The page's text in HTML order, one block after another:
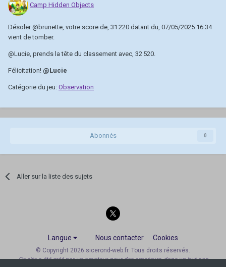
Camp Hidden Objects
Désoler@brunette , votre score de, 31 220 datant du, 07/05/2025 16:34
vient de tomber.
@Lucie , prends la tête du classement avec, 32 520.
Félicitation! @Lucie
Catégorie du jeu: Observation
Abonnés 0
Aller sur la liste des sujets
Langue Nous contacter Cookies
© Copyright 2026 sicerond-web.fr. Tous droits réservés.
Ce site a été créé par un amateur, pour des amateurs, dans un but non